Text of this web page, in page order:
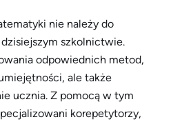
nie należy do
szkolnictwie.
odpowiednich metod,
ale także
ucznia. Z pomocą w tym
korepetytorzy,